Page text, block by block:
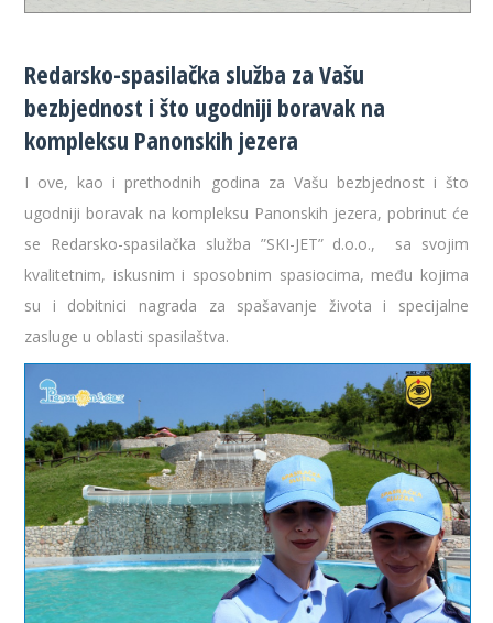
Redarsko-spasilačka služba za Vašu
bezbjednost i što ugodniji boravak na
kompleksu Panonskih jezera
I ove, kao i prethodnih godina za Vašu bezbjednost i što
ugodniji boravak na kompleksu Panonskih jezera, pobrinut će
se Redarsko-spasilačka služba ”SKI-JET” d.o.o., sa svojim
kvalitetnim, iskusnim i sposobnim spasiocima, među kojima
su i dobitnici nagrada za spašavanje života i specijalne
zasluge u oblasti spasilaštva.